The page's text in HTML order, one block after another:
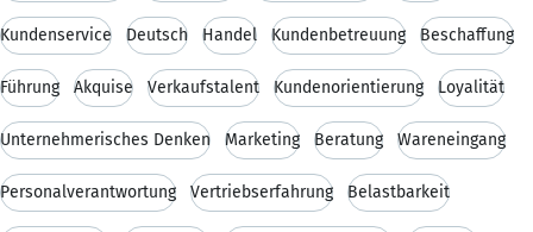
Kundenservice Deutsch Handel Kundenbetreuung Beschaffung
Führung Akquise Verkaufstalent Kundenorientierung Loyalität
Unternehmerisches Denken Marketing Beratung Wareneingang
Personalverantwortung Vertriebserfahrung Belastbarkeit